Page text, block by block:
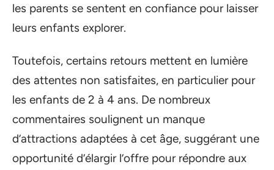
les parents se sentent en confiance pour laisser
leurs enfants explorer.
Toutefois, certains retours mettent en lumière
des attentes non satisfaites, en particulier pour
les enfants de 2 à 4 ans. De nombreux
commentaires soulignent un manque
d’attractions adaptées à cet âge, suggérant une
opportunité d’élargir l’offre pour répondre aux